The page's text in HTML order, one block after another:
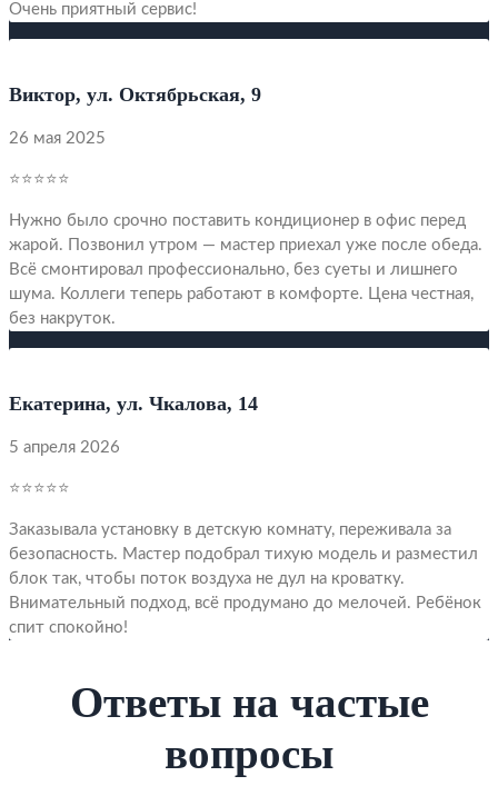
Очень приятный сервис!
Виктор, ул. Октябрьская, 9
26 мая 2025
⭐⭐⭐⭐⭐
Нужно было срочно поставить кондиционер в офис перед
жарой. Позвонил утром — мастер приехал уже после обеда.
Всё смонтировал профессионально, без суеты и лишнего
шума. Коллеги теперь работают в комфорте. Цена честная,
без накруток.
Екатерина, ул. Чкалова, 14
5 апреля 2026
⭐⭐⭐⭐⭐
Заказывала установку в детскую комнату, переживала за
безопасность. Мастер подобрал тихую модель и разместил
блок так, чтобы поток воздуха не дул на кроватку.
Внимательный подход, всё продумано до мелочей. Ребёнок
спит спокойно!
Ответы на частые
вопросы